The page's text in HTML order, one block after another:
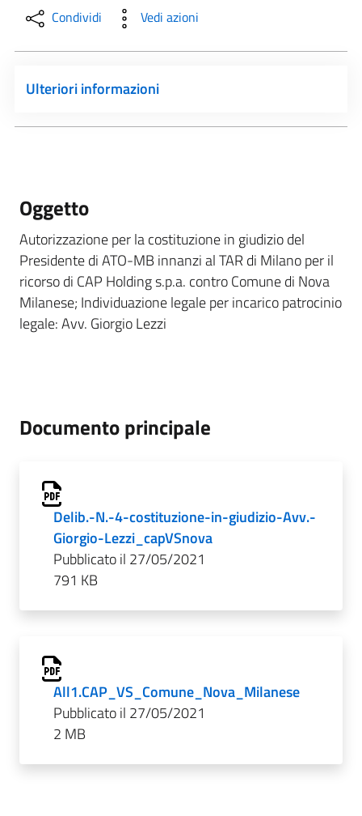
Condividi Vedi azioni
Ulteriori informazioni
Oggetto
Autorizzazione per la costituzione in giudizio del
Presidente di ATO-MB innanzi al TAR di Milano per il
ricorso di CAP Holding s.p.a. contro Comune di Nova
Milanese; Individuazione legale per incarico patrocinio
legale: Avv. Giorgio Lezzi
Documento principale
Delib.-N.-4-costituzione-in-giudizio-Avv.-
Giorgio-Lezzi_capVSnova
Pubblicato il 27/05/2021
791 KB
All1.CAP_VS_Comune_Nova_Milanese
Pubblicato il 27/05/2021
2 MB